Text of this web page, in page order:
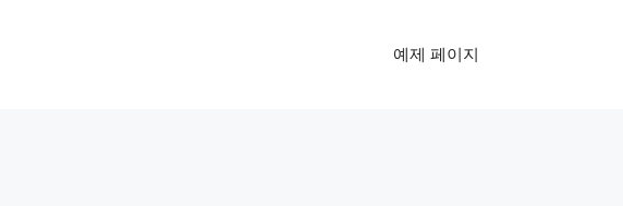
예제 페이지